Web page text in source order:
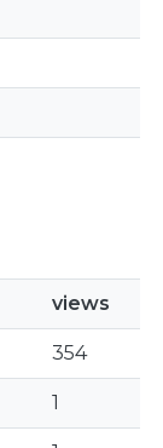
views
354
1